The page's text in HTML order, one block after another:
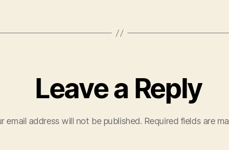
Leave a Reply
email address will not be published. Required fields are